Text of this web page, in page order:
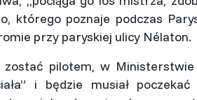
którego poznaje podczas
przy paryskiej ulicy Nélaton.
zostać pilotem, w
i będzie musiał